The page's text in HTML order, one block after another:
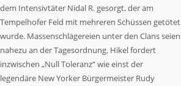
dem Intensivtäter Nidal R. gesorgt, der am
Tempelhofer Feld mit mehreren Schüssen getötet
wurde. Massenschlägereien unter den Clans seien
nahezu an der Tagesordnung. Hikel fordert
inzwischen „Null Toleranz“ wie einst der
legendäre New Yorker Bürgermeister Rudy